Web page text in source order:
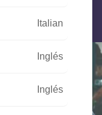
Italian
Inglés
Inglés